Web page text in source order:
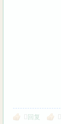
回复